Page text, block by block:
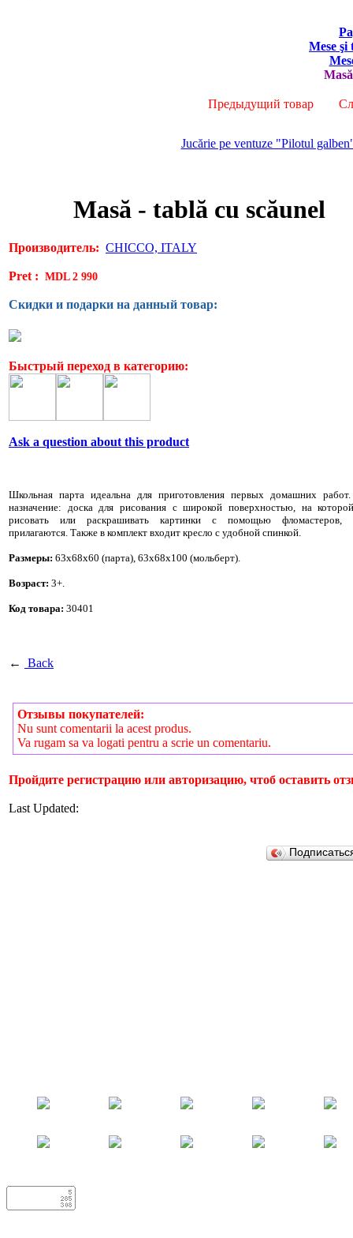
Mese
Предыдущий товар
Jucărie pe ventuze "Pilotul
Masă - tablă cu scăunel
Производитель: CHICCO, ITALY
Pret : MDL 2 990
Скидки и подарки на данный товар:
Быстрый переход в категорию:
Ask a question about this product
Школьная парта идеальна для приготовления первых домашних
назначение: доска для рисования с широкой поверхностью, на
рисовать или раскрашивать картинки с помощью фломастеров,
прилагаются. Также в комплект входит кресло с удобной спинкой.
Размеры: 63х68х60 (парта), 63х68х100 (мольберт).
Возраст: 3+.
Код товара: 30401
← Back
Отзывы покупателей:
Nu sunt comentarii la acest produs.
Va rugam sa va logati pentru a scrie un comentariu.
Пройдите регистрацию или авторизацию, чтоб оставить
Last Updated: